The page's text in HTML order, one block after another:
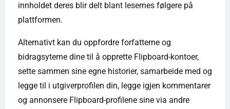
innholdet deres blir delt blant lesernes følgere på
plattformen.
Alternativt kan du oppfordre forfatterne og
bidragsyterne dine til å opprette Flipboard-kontoer,
sette sammen sine egne historier, samarbeide med og
legge til i utgiverprofilen din, legge igjen kommentarer
og annonsere Flipboard-profilene sine via andre